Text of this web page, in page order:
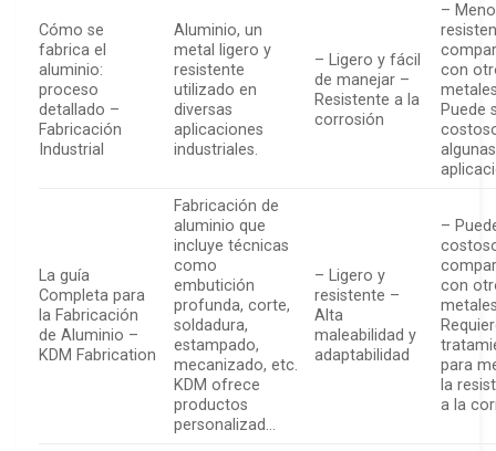
Cómo se
fabrica el
aluminio:
proceso
detallado –
Fabricación
Industrial
Aluminio, un
metal ligero y
resistente
utilizado en
diversas
aplicaciones
industriales.
– Ligero y fácil
de manejar –
Resistente a la
corrosión
–
con
Puede
algunas
La guía
Completa para
la Fabricación
de Aluminio –
KDM Fabrication
Fabricación de
aluminio que
incluye técnicas
como
embutición
profunda, corte,
soldadura,
estampado,
mecanizado, etc.
KDM ofrece
productos
personalizad…
– Ligero y
resistente –
Alta
maleabilidad y
adaptabilidad
–
con
para
la
a la